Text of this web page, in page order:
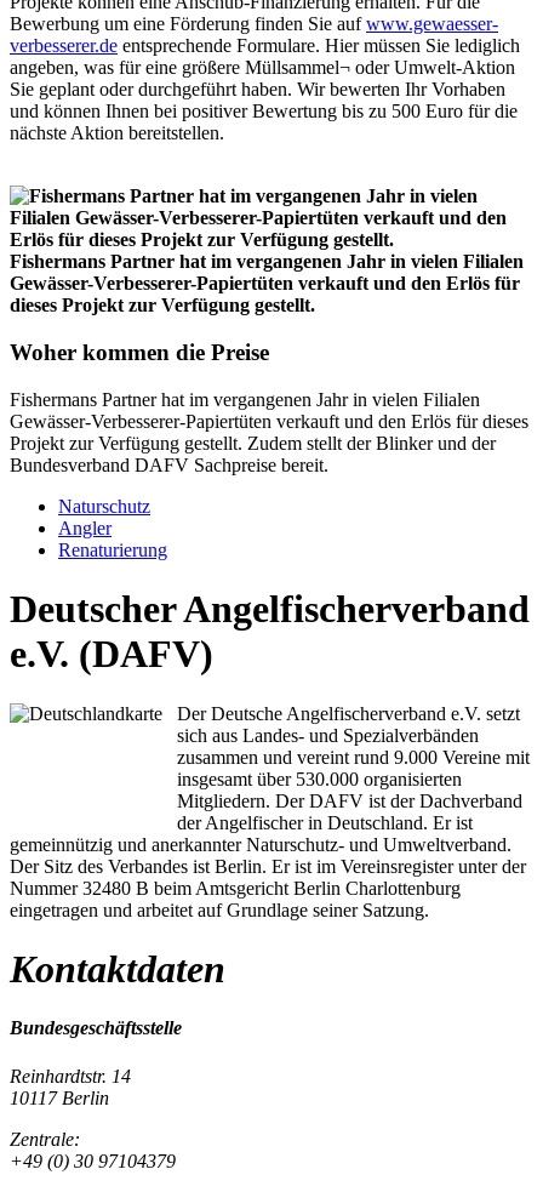
Bewerbung um eine Förderung finden Sie aufwww.gewaesser-
verbesserer.de entsprechende Formulare. Hier müssen Sie lediglich
angeben, was für eine größere Müllsammel¬ oder Umwelt-Aktion
Sie geplant oder durchgeführt haben. Wir bewerten Ihr Vorhaben
und können Ihnen bei positiver Bewertung bis zu 500 Euro für die
nächste Aktion bereitstellen.
Fishermans Partner hat im vergangenen Jahr in vielen Filialen
Gewässer-Verbesserer-Papiertüten verkauft und den Erlös für
dieses Projekt zur Verfügung gestellt.
Woher kommen die Preise
Fishermans Partner hat im vergangenen Jahr in vielen Filialen
Gewässer-Verbesserer-Papiertüten verkauft und den Erlös für dieses
Projekt zur Verfügung gestellt. Zudem stellt der Blinker und der
Bundesverband DAFV Sachpreise bereit.
Naturschutz
Angler
Renaturierung
Deutscher Angelfischerverband
e.V. (DAFV)
Der Deutsche Angelfischerverband e.V. setzt
sich aus Landes- und Spezialverbänden
zusammen und vereint rund 9.000 Vereine mit
insgesamt über 530.000 organisierten
Mitgliedern. Der DAFV ist der Dachverband
der Angelfischer in Deutschland. Er ist
gemeinnützig und anerkannter Naturschutz- und Umweltverband.
Der Sitz des Verbandes ist Berlin. Er ist im Vereinsregister unter der
Nummer 32480 B beim Amtsgericht Berlin Charlottenburg
eingetragen und arbeitet auf Grundlage seiner Satzung.
Kontaktdaten
Bundesgeschäftsstelle
Reinhardtstr. 14
10117 Berlin
Zentrale:
+49 (0) 30 97104379